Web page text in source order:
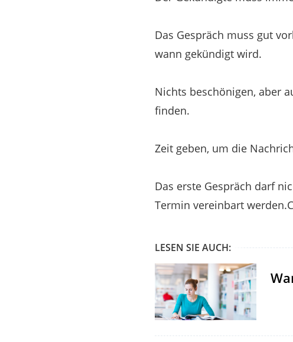
Das Gespräch muss gut
wann gekündigt wird.
Nichts beschönigen, aber
finden.
Zeit geben, um die
Das erste Gespräch darf
Termin vereinbart
LESEN SIE AUCH: